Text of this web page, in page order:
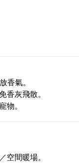
香氣。
灰飛散。
。
間暖場。